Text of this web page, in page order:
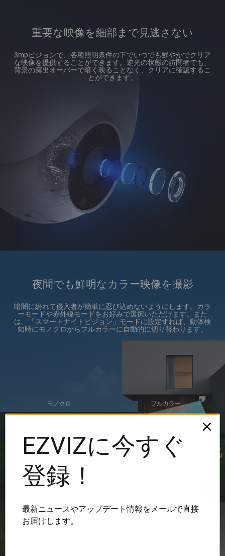
重要な映像を細部まで見逃さない
3mpビジョンで、各種照明条件の下でいつでも鮮やかでクリア
な映像を提供することができます。逆光の状態の訪問者でも、
背景の露出オーバーで暗く映ることなく、クリアに確認するこ
とができます。
夜間でも鮮明なカラー映像を撮影
暗闇に紛れて侵入者が簡単に忍び込めないようにします。カラ
ーモードや赤外線モードをお好みで選択いただけます。また
は、「スマートナイトビジョン」モードに設定すれば、動体検
知時にモノクロからフルカラーに自動的に切り替わります。
モノクロ フルカラー
EZVIZに今すぐ
登録！
最新ニュースやアップデート情報をメールで直接
お届けします。